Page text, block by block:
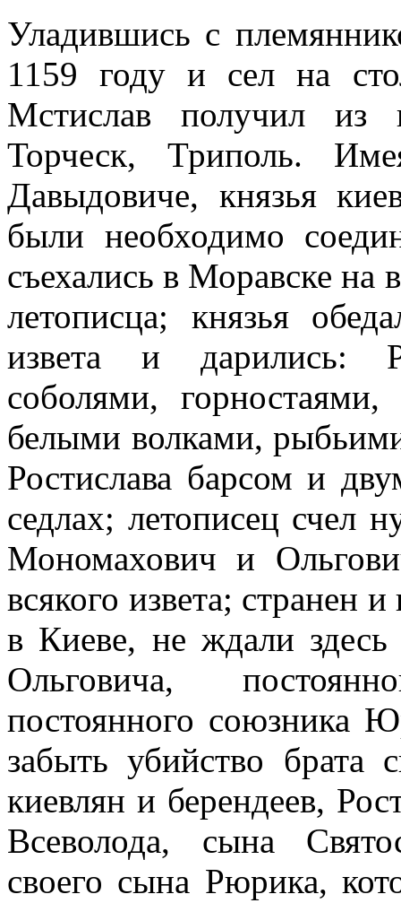
Уладившись с
1159 году и сел на
Мстислав получил из
Торческ, Триполь.
Давыдовиче, князья
были необходимо
съехались в Моравске
летописца; князья
извета и дарились:
соболями,
белыми волками,
Ростислава барсом и
седлах; летописец счел
Мономахович и
всякого извета; странен
в Киеве, не ждали здесь
Ольговича,
постоянного союзника
забыть убийство брата
киевлян и берендеев,
Всеволода, сына
своего сына Рюрика,